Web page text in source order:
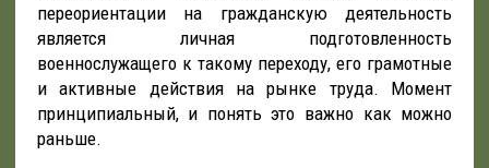
переориентации на гражданскую деятельность
является личная подготовленность
военнослужащего к такому переходу, его грамотные
и активные действия на рынке труда. Момент
принципиальный, и понять это важно как можно
раньше.